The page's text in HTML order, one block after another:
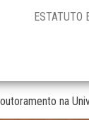
ESTATUTO
na